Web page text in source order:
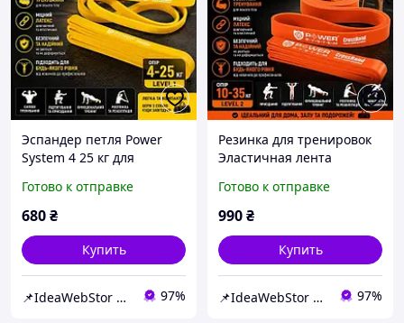
Эспандер петля Power
System 4 25 кг для
силовых упражнений и
растяжки Резинка для
Готово к отправке
680₴
Купить
📌IdeaWebStor интернет-магазин товаров для спорта 97%
Резинка для тренировок
Эластичная лента
спорта фитнеса
кроссфита 10-35 кг
Готово к отправке
990₴
Купить
📌IdeaWebStor интернет-магазин товаров для спорта 97%